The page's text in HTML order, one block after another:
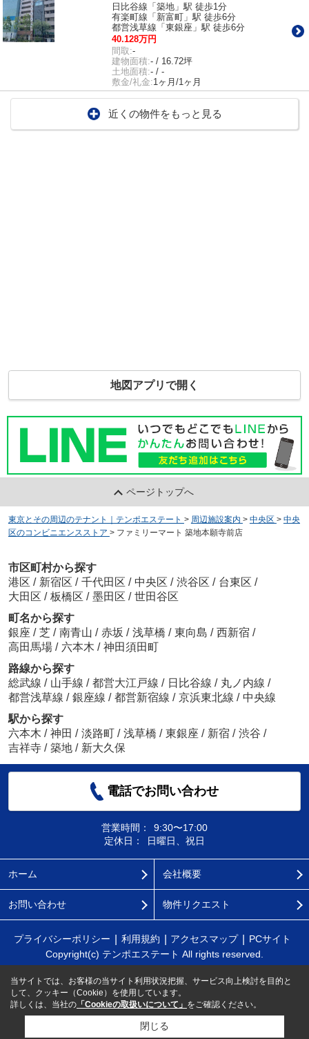
日比谷線「築地」駅 徒歩1分
有楽町線「新富町」駅 徒歩6分
都営浅草線「東銀座」駅 徒歩6分
40.128万円
間取:-
建物面積:- / 16.72坪
土地面積:- / -
敷金/礼金:1ヶ月/1ヶ月
近くの物件をもっと見る
地図アプリで開く
ページトップへ
東京とその周辺のテナント｜テンポエステート > 周辺施設案内 > 中央区 > 中央
区のコンビニエンスストア > ファミリーマート 築地本願寺前店
市区町村から探す
港区 / 新宿区 / 千代田区 / 中央区 / 渋谷区 / 台東区 /
大田区 / 板橋区 / 墨田区 / 世田谷区
町名から探す
銀座 / 芝 / 南青山 / 赤坂 / 浅草橋 / 東向島 / 西新宿 /
高田馬場 / 六本木 / 神田須田町
路線から探す
総武線 / 山手線 / 都営大江戸線 / 日比谷線 / 丸ノ内線 /
都営浅草線 / 銀座線 / 都営新宿線 / 京浜東北線 / 中央線
駅から探す
六本木 / 神田 / 淡路町 / 浅草橋 / 東銀座 / 新宿 / 渋谷 /
吉祥寺 / 築地 / 新大久保
電話でお問い合わせ
営業時間：
9:30〜17:00
定休日：
日曜日、祝日
ホーム 会社概要
お問い合わせ 物件リクエスト
プライバシーポリシー 利用規約 アクセスマップ
PCサイト
Copyright(c) テンポエステート All rights reserved.
当サイトでは、お客様の当サイト利用状況把握、サービス向上検討を目的と
して、クッキー（Cookie）を使用しています。
詳しくは、当社の 「Cookieの取扱いについて」 をご確認ください。
閉じる